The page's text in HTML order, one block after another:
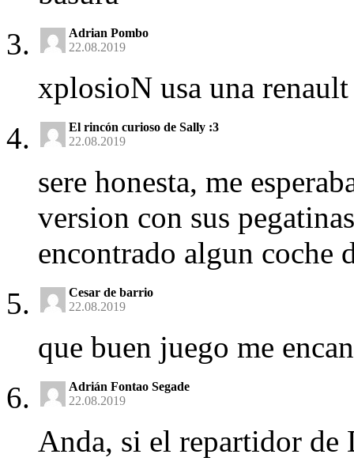
Adrian Pombo
22.08.2019
xplosioN usa una renault
El rincón curioso de Sally :3
22.08.2019
sere honesta, me
version con sus
encontrado algun coche
Cesar de barrio
22.08.2019
que buen juego me
Adrián Fontao Segade
22.08.2019
Anda, si el repartidor de